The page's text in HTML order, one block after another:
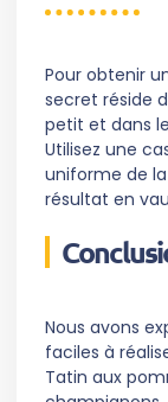
Pour obtenir
secret réside
petit et dans
Utilisez une
uniforme de
résultat en
Nous avons
faciles à
Tatin aux